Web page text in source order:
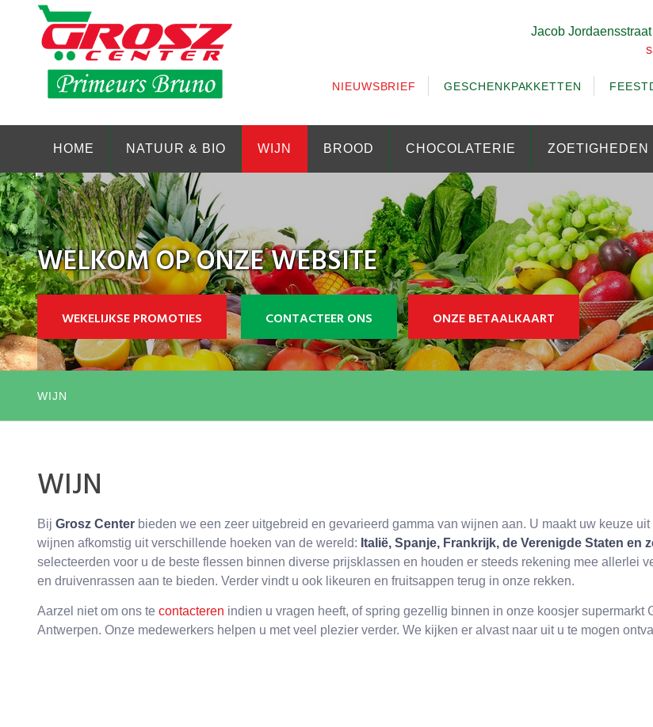
Jacob
NIEUWSBRIEF GESCHENKPAKKETTEN
HOME NATUUR & BIO WIJN BROOD CHOCOLATERIE ZOETIGHEDEN
WELKOM OP ONZE WEBSITE
WEKELIJKSE PROMOTIES CONTACTEER ONS ONZE BETAALKAART
WIJN
WIJN
Bij Grosz Center bieden we een zeer uitgebreid en gevarieerd gamma van wijnen aan. U maakt uw keuze
wijnen afkomstig uit verschillende hoeken van de wereld: Italië, Spanje, Frankrijk, de Verenigde Staten en
selecteerden voor u de beste flessen binnen diverse prijsklassen en houden er steeds rekening mee allerlei
en druivenrassen aan te bieden. Verder vindt u ook likeuren en fruitsappen terug in onze rekken.
Aarzel niet om ons te contacteren indien u vragen heeft, of spring gezellig binnen in onze koosjer supermarkt
Antwerpen. Onze medewerkers helpen u met veel plezier verder. We kijken er alvast naar uit u te mogen